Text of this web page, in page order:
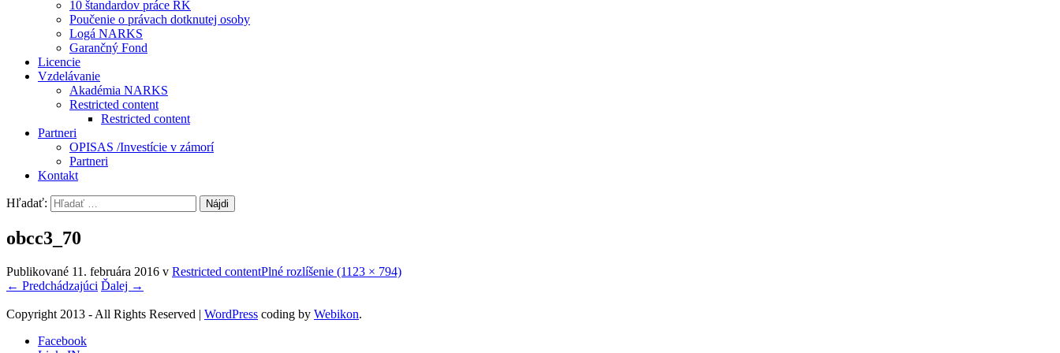
10 štandardov práce RK
Poučenie o právach dotknutej osoby
Logá NARKS
Garančný Fond
Licencie
Vzdelávanie
Akadémia NARKS
Restricted content
Restricted content
Partneri
OPISAS /Investície v zámorí
Partneri
Kontakt
Hľadať:
obcc3_70
Publikované 11. februára 2016 v Restricted contentPlné rozlíšenie (1123 × 794)
← Predchádzajúci Ďalej →
Copyright 2013 - All Rights Reserved | WordPress coding by Webikon.
Facebook